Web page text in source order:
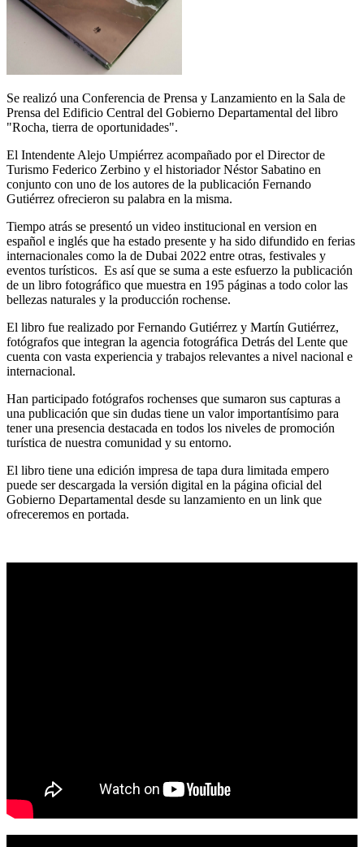
Se realizó una Conferencia de Prensa y Lanzamiento en la Sala de
Prensa del Edificio Central del Gobierno Departamental del libro
"Rocha, tierra de oportunidades".
El Intendente Alejo Umpiérrez acompañado por el Director de
Turismo Federico Zerbino y el historiador Néstor Sabatino en
conjunto con uno de los autores de la publicación Fernando
Gutiérrez ofrecieron su palabra en la misma.
Tiempo atrás se presentó un video institucional en version en
español e inglés que ha estado presente y ha sido difundido en ferias
internacionales como la de Dubai 2022 entre otras, festivales y
eventos turísticos. Es así que se suma a este esfuerzo la publicación
de un libro fotográfico que muestra en 195 páginas a todo color las
bellezas naturales y la producción rochense.
El libro fue realizado por Fernando Gutiérrez y Martín Gutiérrez,
fotógrafos que integran la agencia fotográfica Detrás del Lente que
cuenta con vasta experiencia y trabajos relevantes a nivel nacional e
internacional.
Han participado fotógrafos rochenses que sumaron sus capturas a
una publicación que sin dudas tiene un valor importantísimo para
tener una presencia destacada en todos los niveles de promoción
turística de nuestra comunidad y su entorno.
El libro tiene una edición impresa de tapa dura limitada empero
puede ser descargada la versión digital en la página oficial del
Gobierno Departamental desde su lanzamiento en un link que
ofreceremos en portada.